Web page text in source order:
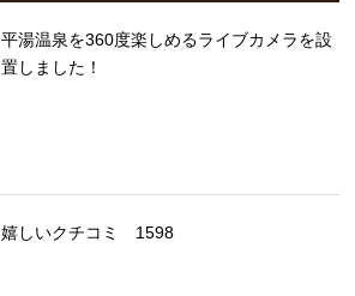
平湯温泉を360度楽しめるライブカメラを設
置しました！
嬉しいクチコミ 1598